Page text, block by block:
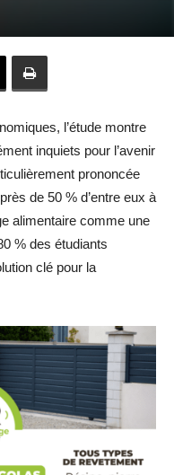
l’étude montre
inquiets pour l’avenir
prononcée
de 50 % d’entre eux à
alimentaire comme une
% des étudiants
clé pour la